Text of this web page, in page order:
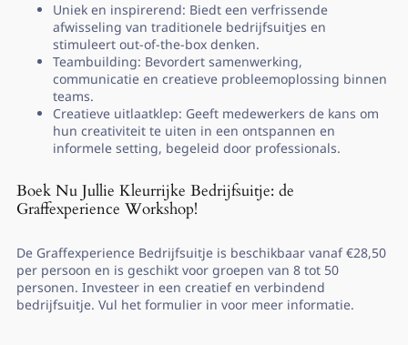
Uniek en inspirerend: Biedt een verfrissende
afwisseling van traditionele bedrijfsuitjes en
stimuleert out-of-the-box denken.
Teambuilding: Bevordert samenwerking,
communicatie en creatieve probleemoplossing binnen
teams.
Creatieve uitlaatklep: Geeft medewerkers de kans om
hun creativiteit te uiten in een ontspannen en
informele setting, begeleid door professionals.
Boek Nu Jullie Kleurrijke Bedrijfsuitje: de
Graffexperience Workshop!
De Graffexperience Bedrijfsuitje is beschikbaar vanaf €28,50
per persoon en is geschikt voor groepen van 8 tot 50
personen. Investeer in een creatief en verbindend
bedrijfsuitje. Vul het formulier in voor meer informatie.